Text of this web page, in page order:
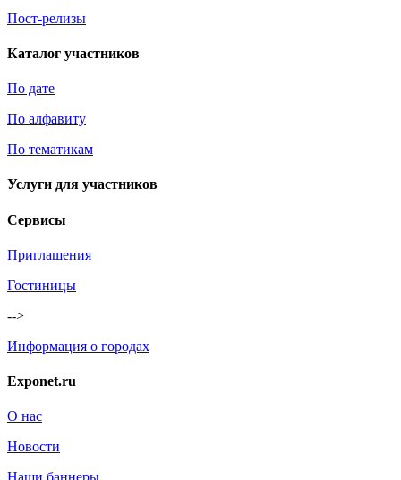
Пост-релизы
Каталог участников
По дате
По алфавиту
По тематикам
Услуги для участников
Сервисы
Приглашения
Гостиницы
-->
Информация о городах
Exponet.ru
О нас
Новости